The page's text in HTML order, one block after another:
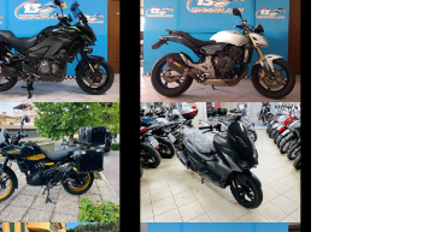
VERSYS
9.990 €
HONDA HORNET
€ 3.490 €
ENFIELD
4.999 €
SYM JET
€ 2.590 €